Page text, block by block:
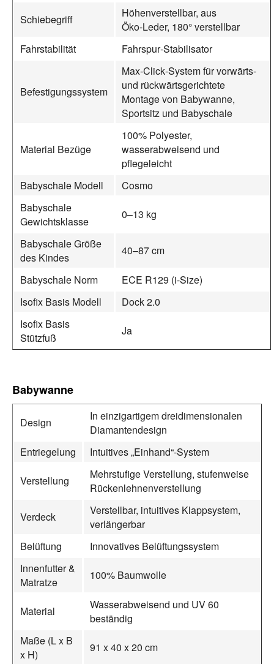
Schiebegriff
Höhenverstellbar, aus
Öko‑Leder, 180° verstellbar
Fahrstabilität
Fahrspur‑Stabilisator
Befestigungssystem
Max‑Click‑System für vorwärts‑
und rückwärtsgerichtete
Montage von Babywanne,
Sportsitz und Babyschale
Material Bezüge
100% Polyester,
wasserabweisend und
pflegeleicht
Babyschale Modell
Cosmo
Babyschale
Gewichtsklasse
0–13 kg
Babyschale Größe
des Kindes
40–87 cm
Babyschale Norm
ECE R129 (i‑Size)
Isofix Basis Modell
Dock 2.0
Isofix Basis
Stützfuß
Ja
Babywanne
Design
In einzigartigem dreidimensionalen
Diamantendesign
Entriegelung
Intuitives „Einhand“-System
Verstellung
Mehrstufige Verstellung, stufenweise
Rückenlehnenverstellung
Verdeck
Verstellbar, intuitives Klappsystem,
verlängerbar
Belüftung
Innovatives Belüftungssystem
Innenfutter &
Matratze
100% Baumwolle
Material
Wasserabweisend und UV 60
beständig
Maße (L x B
x H)
91 x 40 x 20 cm